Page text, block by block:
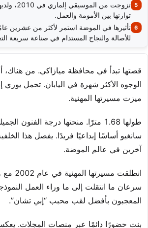
تزوجت من
توازنها بين الأمومة والعمل.
تأثيرها في الموضة استمر لأكثر من عشرين
للأصالة والنجاح المستدام في صناعة سريعة
قصتها تبدأ في محافظة ميازاكي. من
الوجوه الأكثر شهرة في اليابان. تحمل يوري
ميزت مسيرتها المهنية.
طولها 1.68 مترًا. منحتها درجة
سانغيو أساسًا إبداعيًا فريدًا. يفصل هذا
آخرين في عالم الموضة.
انطلقت
سرعان ما انتقلت إلى ما وراء العمل
المعجبون بأفضل لقب محبب “إبي تشان”.
بنت حضورًا دائمًا عبر منصات المجلات. يعكس